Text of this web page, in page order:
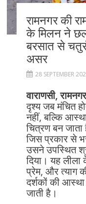
रामनगर की
के मिलन ने
बरसात से
असर
28 SEPTEMBER
वाराणसी,
दृश्य जब मंचित
नहीं, बल्कि
चित्रण बन
जिस प्रकार से
उसने उपस्थित
दिया। यह
प्रेम, और त्याग
दर्शकों की
जाती है।